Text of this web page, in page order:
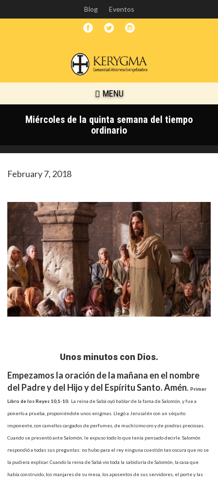
Skip
to
main
Blog Eventos
MENU
Miércoles de la quinta semana del tiempo
ordinario
February 7, 2018
Unos minutos con Dios.
Empezamos la oración de la mañana en el nombre
del Padre y del Hijo y del Espíritu Santo. Amén. Primer
Libro de los Reyes 10,1-10. La reina de Sabá oyó hablar de la fama de Salomón, y fue a
ponerlo a prueba, proponiéndole unos enigmas. Llegó a Jerusalén con un séquito
imponente, con camellos cargados de perfumes, de muchísimo oro y de piedras preciosas.
Cuando se presentó ante Salomón, le expuso todo lo que tenía pensado decirle. Salomón
respondió a todas sus preguntas: no hubo para el rey ninguna cuestión tan oscura que no se
la pudiera explicar. Cuando la reina de Sabá vio toda la sabiduría de Salomón, la casa que
había construido, los manjares de su mesa, los aposentos de sus servidores, el porte y las